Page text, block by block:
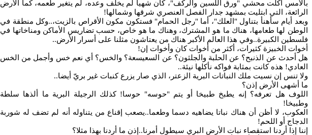
بالأمس أكلت محشي "ورق اللسين والركف"، كان شهيا لم يخلف وعده، لم يتغير طعمه، كما الأرض
الرائعة، التي ابتليت بمشهد جدار الفصل العنصري شرقها وشمالها!
وبعد أيام سأهنأ بتناول "العلك"، أما "رجل الحمام" فستكون مكون الأقراص بالزيت،..وكل منطقة في
الوطن لها طعامها، هناك ما هو المشترك، وهناك ما هو خاص، حسب تضاريس الأماكن ومناخاتها في
فلسطين الكبيرة..وفي هذا العالم الأكبر هناك من يعتاشون مثلنا على أسرار الأرض..
أخوات الخبيزة كثيرات، أكثر من أخوات كان وأخوات إن!
هل أحدث عن الذنبح؟ عن الحلبة والجلثون؟ عن السعيسعة؟ والخس؟ أي نعم خس وأجمل من الخس
العادي! هذه كانت بمثابة فواكه نأكلها نيئة..
ولا تنس إن نسيت ملك النباتات البرية الزعتر، الذي صار يزرع كنبات غير بريّ أيضا..
ما أشهى الأرض إذن؟
اللوف هل تعرفه؟ إنه يطبخ طبيخا أو يتم "حوسه" حوسا! كذلك الرجيلة البرية ما ألذها سلطة
وطبيخا!
العكوب، لا أظن أن هناك نباتا يضاهيه دسما وطعما..يصعب إقناع من يتناوله أنه لم تضف له شوربة
الدجاج أو اللحم!
إننا إذا أردنا استقصاء نبات الأرض البري سيطول أمرنا..إذن ما أردنا بهذا مثلا؟